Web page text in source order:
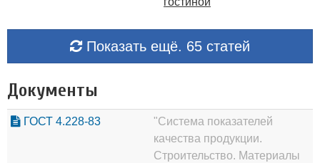
Показать ещё. 65 статей
Документы
ГОСТ 4.228-83
"Система показателей
качества продукции.
Строительство. Материалы